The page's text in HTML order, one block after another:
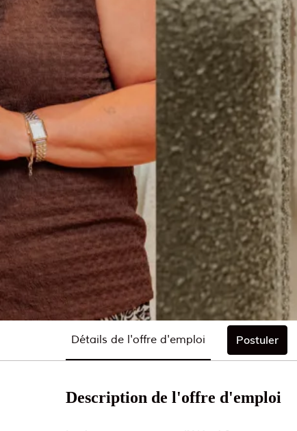
Détails de l'offre d'emploi Postuler
Description de l'offre d'emploi